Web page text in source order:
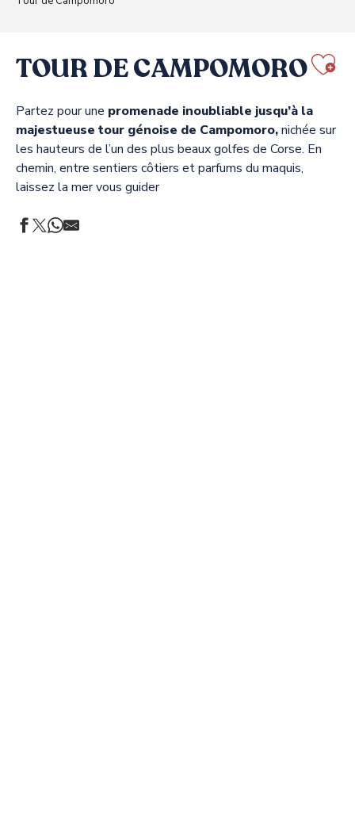
TOUR DE CAMPOMORO
Partez pour une promenade inoubliable jusqu’à la
majestueuse tour génoise de Campomoro,nichée sur
les hauteurs de l’un des plus beaux golfes de Corse. En
chemin, entre sentiers côtiers et parfums du maquis,
laissez la mer vous guider